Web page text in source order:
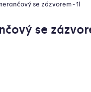
se zázvorem - 1l
se